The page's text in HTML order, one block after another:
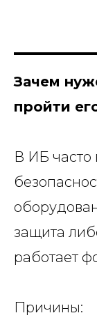
Зачем
пройти
В ИБ часто
защита
работает
Причины: